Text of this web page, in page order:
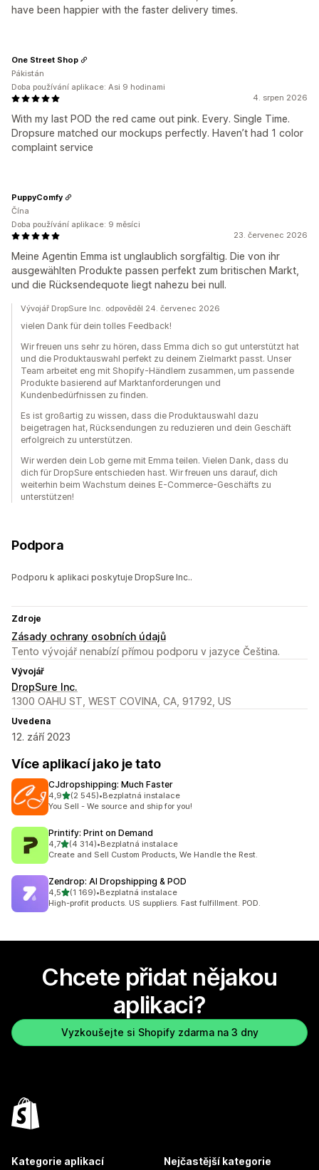
have been happier with the faster delivery times.
4. srpen 2026
With my last POD the red came out pink. Every. Single Time.
Dropsure matched our mockups perfectly. Haven’t had 1 color
complaint service
One Street Shop
Pákistán
Doba používání aplikace: Asi 9 hodinami
23. červenec 2026
Meine Agentin Emma ist unglaublich sorgfältig. Die von ihr
ausgewählten Produkte passen perfekt zum britischen Markt,
und die Rücksendequote liegt nahezu bei null.
PuppyComfy
Čína
Doba používání aplikace: 9 měsíci
Vývojář DropSure Inc. odpověděl 24. červenec 2026
vielen Dank für dein tolles Feedback!
Wir freuen uns sehr zu hören, dass Emma dich so gut unterstützt hat
und die Produktauswahl perfekt zu deinem Zielmarkt passt. Unser
Team arbeitet eng mit Shopify-Händlern zusammen, um passende
Produkte basierend auf Marktanforderungen und
Kundenbedürfnissen zu finden.
Es ist großartig zu wissen, dass die Produktauswahl dazu
beigetragen hat, Rücksendungen zu reduzieren und dein Geschäft
erfolgreich zu unterstützen.
Wir werden dein Lob gerne mit Emma teilen. Vielen Dank, dass du
dich für DropSure entschieden hast. Wir freuen uns darauf, dich
weiterhin beim Wachstum deines E-Commerce-Geschäfts zu
unterstützen!
Podpora
Podporu k aplikaci poskytuje DropSure Inc..
Zdroje
Zásady ochrany osobních údajů
Tento vývojář nenabízí přímou podporu v jazyce Čeština.
Vývojář
DropSure Inc.
1300 OAHU ST, WEST COVINA, CA, 91792, US
Uvedena
12. září 2023
Více aplikací jako je tato
CJdropshipping: Much Faster
4,9z 5 hvězd
(2 545)
Celkový počet recenzí: 2545
•Bezplatná instalace
You Sell - We source and ship for you!
Printify: Print on Demand
4,7z 5 hvězd
(4 314)
Celkový počet recenzí: 4314
•Bezplatná instalace
Create and Sell Custom Products, We Handle the Rest.
Zendrop: AI Dropshipping & POD
4,5z 5 hvězd
(1 169)
Celkový počet recenzí: 1169
•Bezplatná instalace
High-profit products. US suppliers. Fast fulfillment. POD.
Chcete přidat nějakou
aplikaci?
Vyzkoušejte si Shopify zdarma na 3 dny
Kategorie aplikací Nejčastější kategorie